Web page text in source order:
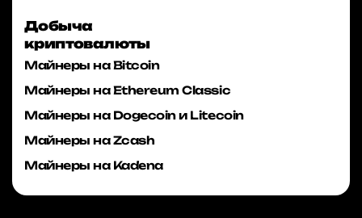
Добыча
криптовалюты
Майнеры на Bitcoin
Майнеры на Ethereum Classic
Майнеры на Dogecoin и Litecoin
Майнеры на Zcash
Майнеры на Kadena